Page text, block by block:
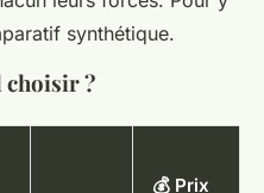
synthétique.
choisir ?
💰 Prix